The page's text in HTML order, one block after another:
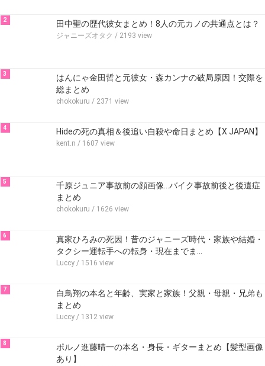
2 田中聖の歴代彼女まとめ！8人の元カノの共通点とは？
ジャニーズオタク / 2193 view
3
はんにゃ金田哲と元彼女・森カンナの破局原因！交際を
総まとめ
chokokuru / 2371 view
4 Hideの死の真相＆後追い自殺や命日まとめ【X JAPAN】
kent.n / 1607 view
5
千原ジュニア事故前の顔画像…バイク事故前後と後遺症
まとめ
chokokuru / 1626 view
6
真家ひろみの死因！昔のジャニーズ時代・家族や結婚・
タクシー運転手への転身・現在までま…
Luccy / 1516 view
7
白鳥翔の本名と年齢、実家と家族！父親・母親・兄弟も
まとめ
Luccy / 1312 view
8
ポルノ進藤晴一の本名・身長・ギターまとめ【髪型画像
あり】